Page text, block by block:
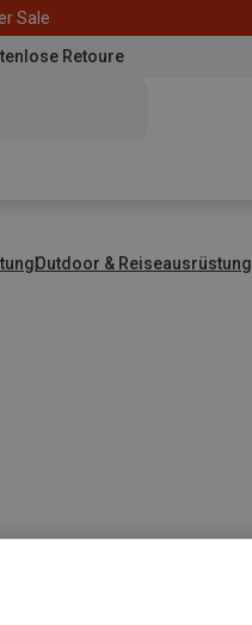
Sale
Retoure
Outdoor & Reiseausrüstung